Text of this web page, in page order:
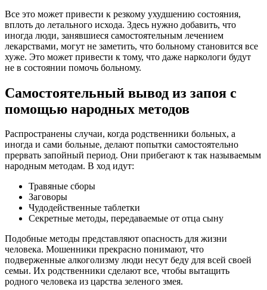
Все это может привести к резкому ухудшению состояния,
вплоть до летального исхода. Здесь нужно добавить, что
иногда люди, занявшиеся самостоятельным лечением
лекарствами, могут не заметить, что больному становится все
хуже. Это может привести к тому, что даже наркологи будут
не в состоянии помочь больному.
Самостоятельный вывод из запоя с
помощью народных методов
Распространены случаи, когда родственники больных, а
иногда и сами больные, делают попытки самостоятельно
прервать запойный период. Они прибегают к так называемым
народным методам. В ход идут:
Травяные сборы
Заговоры
Чудодейственные таблетки
Секретные методы, передаваемые от отца сыну
Подобные методы представляют опасность для жизни
человека. Мошенники прекрасно понимают, что
подверженные алкоголизму люди несут беду для всей своей
семьи. Их родственники сделают все, чтобы вытащить
родного человека из царства зеленого змея.